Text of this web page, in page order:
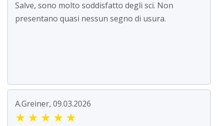
Salve, sono molto soddisfatto degli sci. Non
presentano quasi nessun segno di usura.
A.Greiner, 09.03.2026
★ ★ ★ ★ ★